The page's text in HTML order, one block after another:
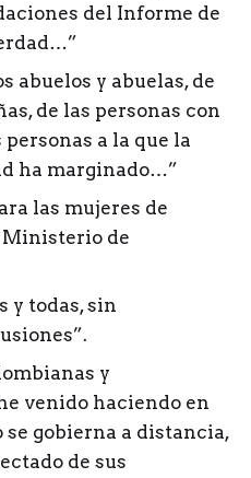
del Informe de
abuelos y abuelas, de
de las personas con
a la que la
ha marginado…”
las mujeres de
Ministerio de
y todas, sin
y
venido haciendo en
se gobierna a distancia,
de sus